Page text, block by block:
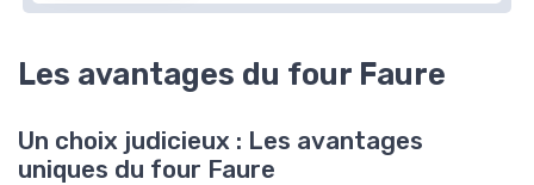
Les avantages du four Faure
Un choix judicieux : Les avantages
uniques du four Faure